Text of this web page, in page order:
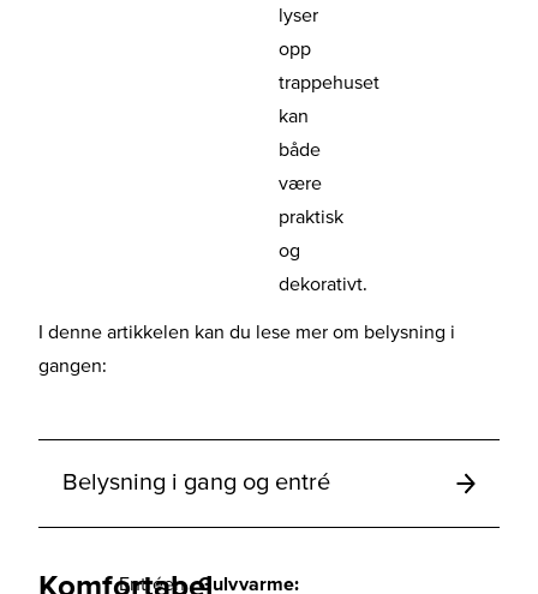
lyser
opp
trappehuset
kan
både
være
praktisk
og
dekorativt.
I denne artikkelen kan du lese mer om belysning i
gangen:
Belysning i gang og entré
Komfortabel
Entréen
Gulvvarme: